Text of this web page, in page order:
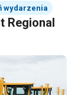
wydarzenia
Regional